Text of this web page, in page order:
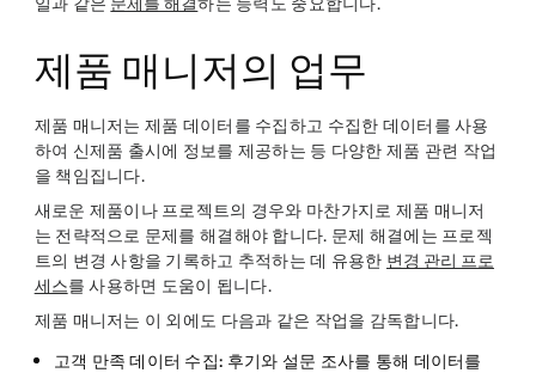
일과 같은 문제를 해결하는 능력도 중요합니다.
제품 매니저의 업무
제품 매니저는 제품 데이터를 수집하고 수집한 데이터를 사용
하여 신제품 출시에 정보를 제공하는 등 다양한 제품 관련 작업
을 책임집니다.
새로운 제품이나 프로젝트의 경우와 마찬가지로 제품 매니저
는 전략적으로 문제를 해결해야 합니다. 문제 해결에는 프로젝
트의 변경 사항을 기록하고 추적하는 데 유용한 변경 관리 프로
세스를 사용하면 도움이 됩니다.
제품 매니저는 이 외에도 다음과 같은 작업을 감독합니다.
고객 만족 데이터 수집: 후기와 설문 조사를 통해 데이터를